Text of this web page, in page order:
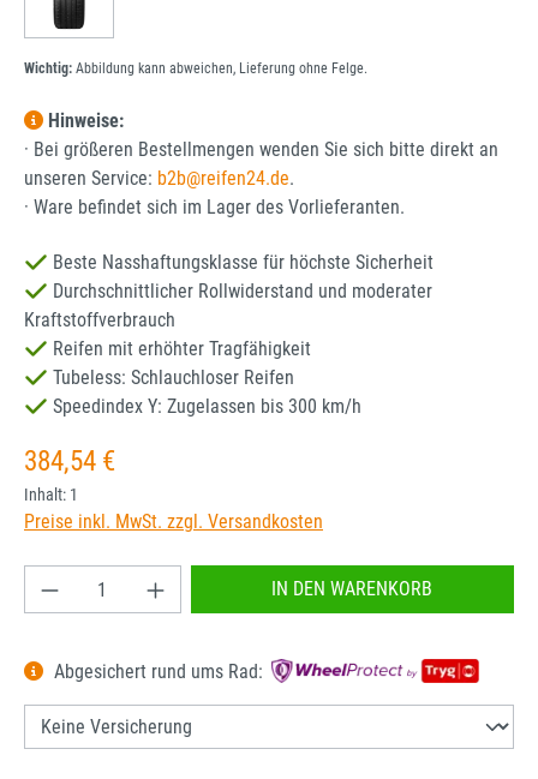
Wichtig: Abbildung kann abweichen, Lieferung ohne Felge.
Hinweise:
· Bei größeren Bestellmengen wenden Sie sich bitte direkt an
unseren Service: b2b@reifen24.de.
· Ware befindet sich im Lager des Vorlieferanten.
Beste Nasshaftungsklasse für höchste Sicherheit
Durchschnittlicher Rollwiderstand und moderater
Kraftstoffverbrauch
Reifen mit erhöhter Tragfähigkeit
Tubeless: Schlauchloser Reifen
Speedindex Y: Zugelassen bis 300 km/h
Regulärer Preis:
384,54 €
Inhalt: 1
Preise inkl. MwSt. zzgl. Versandkosten
Produkt Anzahl: Gib den gewünschten Wert
IN DEN WARENKORB
Abgesichert rund ums Rad: